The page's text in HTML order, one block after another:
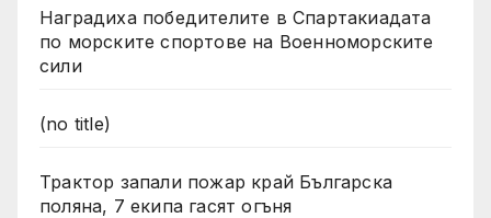
Наградиха победителите в Спартакиадата
по морските спортове на Военноморските
сили
(no title)
Трактор запали пожар край Българска
поляна, 7 екипа гасят огъня